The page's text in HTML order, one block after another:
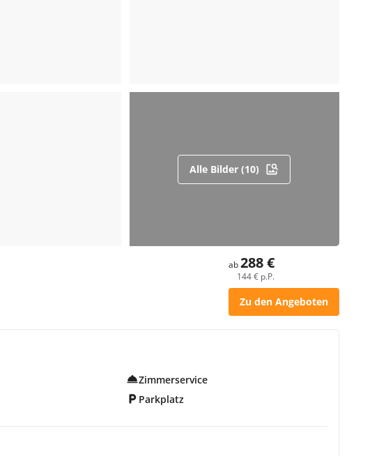
Alle Bilder (10)
ab288 €
144 € p.P.
Zu den Angeboten
Zimmerservice
Parkplatz